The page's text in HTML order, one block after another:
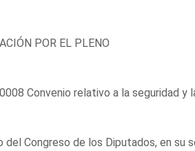
POR EL PLENO
Convenio relativo a la seguridad y
del Congreso de los Diputados, en su